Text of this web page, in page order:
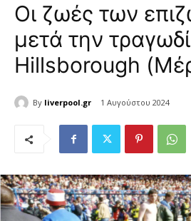
Οι ζωές των
μετά την
Hillsborough
By liverpool.gr 1 Αυγούστου 2024